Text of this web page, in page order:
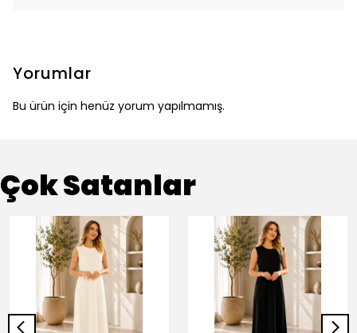
Yorumlar
Bu ürün için henüz yorum yapılmamış.
Çok Satanlar